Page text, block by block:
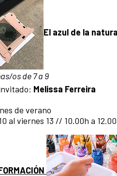
El azul de la
os de 7 a 9
Melissa Ferreira
de verano
al viernes 13 // 10.00h a